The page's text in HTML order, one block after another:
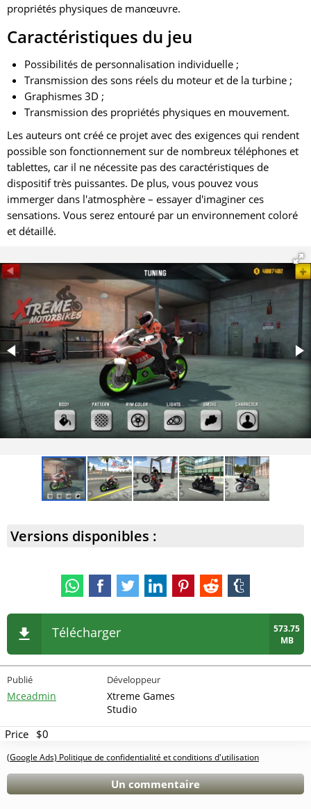
propriétés physiques de manœuvre.
Caractéristiques du jeu
Possibilités de personnalisation individuelle ;
Transmission des sons réels du moteur et de la turbine ;
Graphismes 3D ;
Transmission des propriétés physiques en mouvement.
Les auteurs ont créé ce projet avec des exigences qui rendent
possible son fonctionnement sur de nombreux téléphones et
tablettes, car il ne nécessite pas des caractéristiques de
dispositif très puissantes. De plus, vous pouvez vous
immerger dans l'atmosphère – essayer d'imaginer ces
sensations. Vous serez entouré par un environnement coloré
et détaillé.
Versions disponibles :
Télécharger
573.75
MB
Publié
Mceadmin
Développeur
Xtreme Games
Studio
Price $0
(Google Ads) Politique de confidentialité et conditions d'utilisation
Un commentaire